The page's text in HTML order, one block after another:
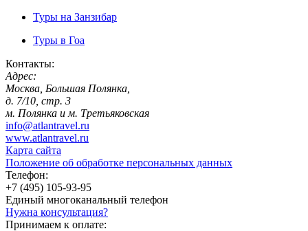
Туры на Занзибар
Туры в Гоа
Контакты:
Адрес:
Москва, Большая Полянка,
д. 7/10, стр. 3
м. Полянка и м. Третьяковская
info@atlantravel.ru
www.atlantravel.ru
Карта сайта
Положение об обработке персональных данных
Телефон:
+7 (495) 105-93-95
Единый многоканальный телефон
Нужна консультация?
Принимаем к оплате: